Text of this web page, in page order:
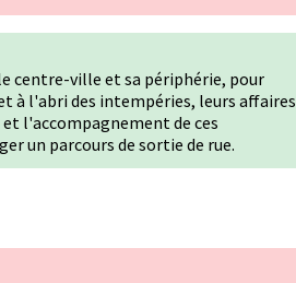
centre-ville et sa périphérie, pour
à l'abri des intempéries, leurs affaires
l'accompagnement de ces
un parcours de sortie de rue.